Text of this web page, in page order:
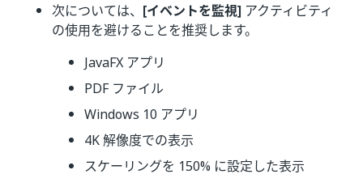
次については、 [イベントを監視] アクティビティ
の使用を避けることを推奨します。
JavaFX アプリ
PDF ファイル
Windows 10 アプリ
4K 解像度での表示
スケーリングを 150% に設定した表示